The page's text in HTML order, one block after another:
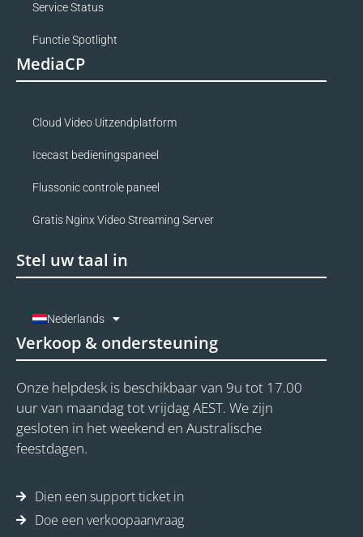
Service Status
Functie Spotlight
MediaCP
Cloud Video Uitzendplatform
Icecast bedieningspaneel
Flussonic controle paneel
Gratis Nginx Video Streaming Server
Stel uw taal in
Nederlands
Verkoop & ondersteuning
Onze helpdesk is beschikbaar van 9u tot 17.00
uur van maandag tot vrijdag AEST. We zijn
gesloten in het weekend en Australische
feestdagen.
Dien een support ticket in
Doe een verkoopaanvraag